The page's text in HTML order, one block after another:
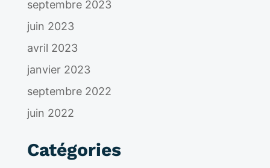
septembre 2023
juin 2023
avril 2023
janvier 2023
septembre 2022
juin 2022
Catégories